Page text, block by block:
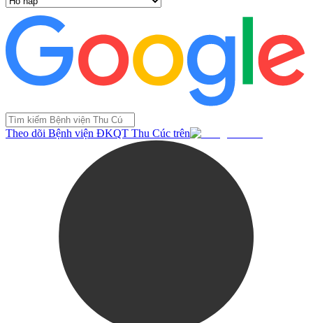
Theo dõi Bệnh viện ĐKQT Thu Cúc trên